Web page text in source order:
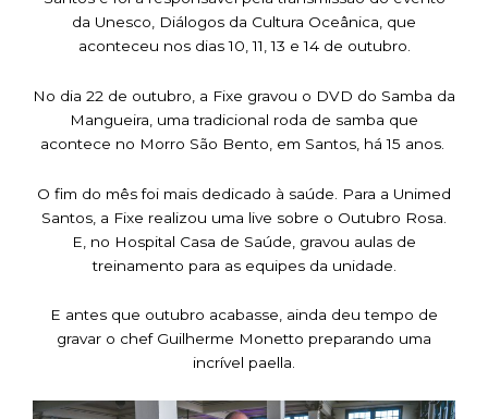
da Unesco, Diálogos da Cultura Oceânica, que
aconteceu nos dias 10, 11, 13 e 14 de outubro.
No dia 22 de outubro, a Fixe gravou o DVD do Samba da
Mangueira, uma tradicional roda de samba que
acontece no Morro São Bento, em Santos, há 15 anos.
O fim do mês foi mais dedicado à saúde. Para a Unimed
Santos, a Fixe realizou uma live sobre o Outubro Rosa.
E, no Hospital Casa de Saúde, gravou aulas de
treinamento para as equipes da unidade.
E antes que outubro acabasse, ainda deu tempo de
gravar o chef Guilherme Monetto preparando uma
incrível paella.